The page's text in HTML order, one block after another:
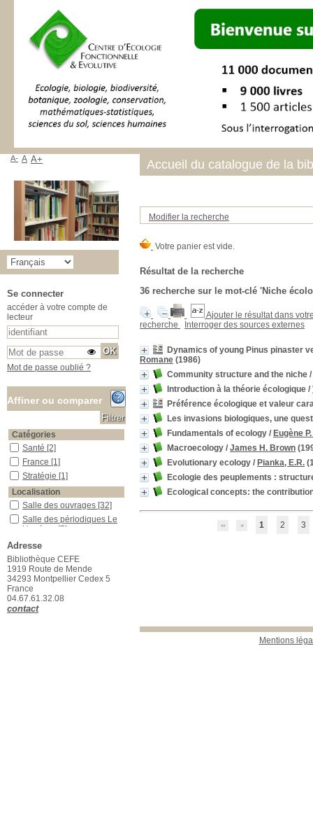
Modifier la recherche
Résultat de la recherche
36 recherche sur le mot-clé 'Niche
Ajouter le résultat dans
recherche
Interroger des sources externes
Dynamics of young Pinus pinaster
Romane (1986)
Community structure and the niche /
Introduction à la théorie écologique /
Préférence écologique et valeur
Les invasions biologiques, une
Fundamentals of ecology / Eugène
Macroecology / James H. Brown
Evolutionary ecology / Pianka, E.R.
Ecologie des peuplements :
Ecological concepts: the
1 2 3
Mentions
Accueil du catalogue de la
A- A A+
Se connecter
accéder à votre compte de
lecteur
Mot de passe oublié ?
Affiner ou comparer
Catégories
SantéSanté [2]
FranceFrance [1]
Stratégie
Stratégie [1]
Localisation
Salle des ouvrages
Salle des ouvrages [32]
Salle des périodiques Le Houérou
Salle des périodiques Le
Houérou [5]
Section
04_Ecologie_animale
04_Ecologie_animale
09_Génétique_Evolution
09_Génétique_Evolution
[2]
13_Physiologie_végétale
13_Physiologie_végétale
[1]
15_Ecologie_générale
15_Ecologie_générale
Adresse
Bibliothèque CEFE
1919 Route de Mende
34293 Montpellier Cedex 5
France
04.67.61.32.08
contact